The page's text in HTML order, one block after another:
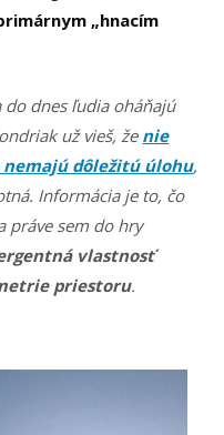
„hnacím
do dnes ľudia oháňajú
už vieš, ženie
dôležitú úlohu,
Informácia je to, čo
práve sem do hry
vlastnosť
priestoru.